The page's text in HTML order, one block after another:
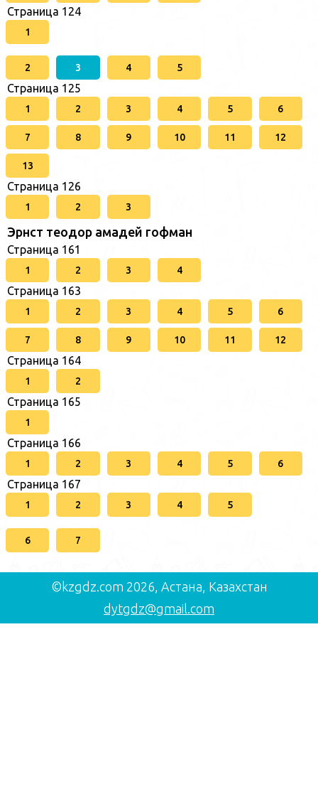
Страница 124
1
2 3 4 5
Страница 125
1 2 3 4 5 6
7 8 9 10 11 12
13
Страница 126
1 2 3
Эрнст теодор амадей гофман
Страница 161
1 2 3 4
Страница 163
1 2 3 4 5 6
7 8 9 10 11 12
Страница 164
1 2
Страница 165
1
Страница 166
1 2 3 4 5 6
Страница 167
1 2 3 4 5
6 7
©kzgdz.com 2026, Астана, Казахстан
dytgdz@gmail.com